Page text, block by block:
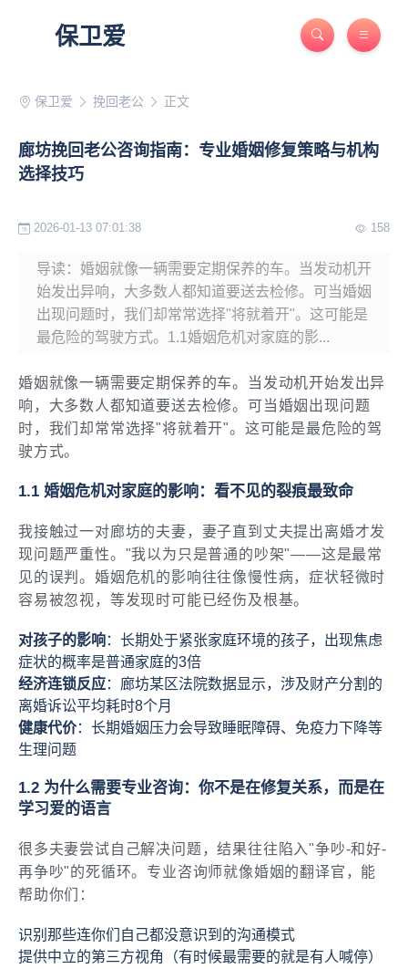
保卫爱
保卫爱 挽回老公 正文
廊坊挽回老公咨询指南：专业婚姻修复策略与机构
选择技巧
2026-01-13 07:01:38 158
导读：婚姻就像一辆需要定期保养的车。当发动机开
始发出异响，大多数人都知道要送去检修。可当婚姻
出现问题时，我们却常常选择"将就着开"。这可能是
最危险的驾驶方式。1.1婚姻危机对家庭的影...
婚姻就像一辆需要定期保养的车。当发动机开始发出异
响，大多数人都知道要送去检修。可当婚姻出现问题
时，我们却常常选择"将就着开"。这可能是最危险的驾
驶方式。
1.1 婚姻危机对家庭的影响：看不见的裂痕最致命
我接触过一对廊坊的夫妻，妻子直到丈夫提出离婚才发
现问题严重性。"我以为只是普通的吵架"——这是最常
见的误判。婚姻危机的影响往往像慢性病，症状轻微时
容易被忽视，等发现时可能已经伤及根基。
对孩子的影响：长期处于紧张家庭环境的孩子，出现焦虑
症状的概率是普通家庭的3倍
经济连锁反应：廊坊某区法院数据显示，涉及财产分割的
离婚诉讼平均耗时8个月
健康代价：长期婚姻压力会导致睡眠障碍、免疫力下降等
生理问题
1.2 为什么需要专业咨询：你不是在修复关系，而是在
学习爱的语言
很多夫妻尝试自己解决问题，结果往往陷入"争吵-和好-
再争吵"的死循环。专业咨询师就像婚姻的翻译官，能
帮助你们：
识别那些连你们自己都没意识到的沟通模式
提供中立的第三方视角（有时候最需要的就是有人喊停）